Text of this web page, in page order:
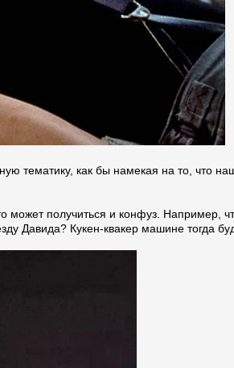
тематику, как бы намекая на то, что
может получиться и конфуз. Например,
Давида? Кукен-квакер машине тогда